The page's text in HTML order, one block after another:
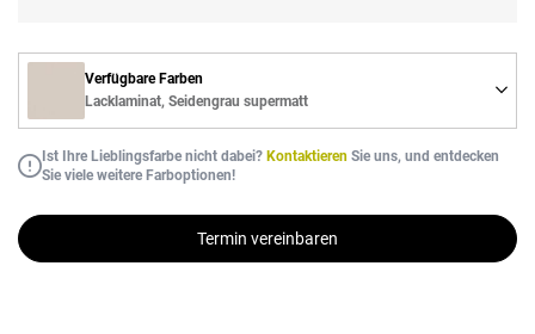
Verfügbare Farben
Lacklaminat, Seidengrau supermatt
Ist Ihre Lieblingsfarbe nicht dabei? Kontaktieren Sie uns, und entdecken
Sie viele weitere Farboptionen!
Termin vereinbaren